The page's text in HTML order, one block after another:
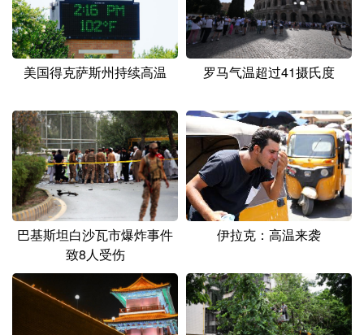
美国得克萨斯州持续高温 罗马气温超过41摄氏度
巴基斯坦白沙瓦市爆炸事件
致8人受伤
伊拉克：高温来袭